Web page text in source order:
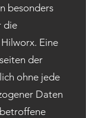
besonders
die
Eine
der
ohne jede
Daten